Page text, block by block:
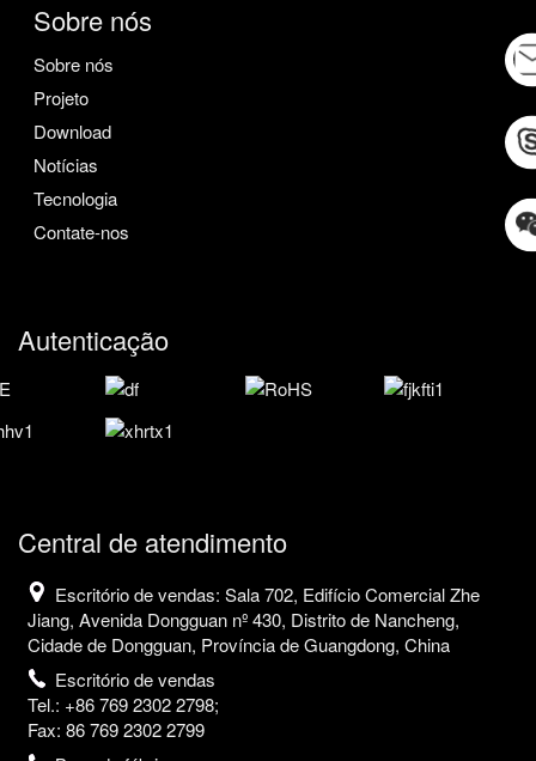
Sobre nós
Sobre nós
Projeto
Download
Notícias
Tecnologia
Contate-nos
Autenticação
Central de atendimento
Escritório de vendas: Sala 702, Edifício Comercial Zhe
Jiang, Avenida Dongguan nº 430, Distrito de Nancheng,
Cidade de Dongguan, Província de Guangdong, China
Escritório de vendas
Tel.: +86 769 2302 2798;
Fax: 86 769 2302 2799